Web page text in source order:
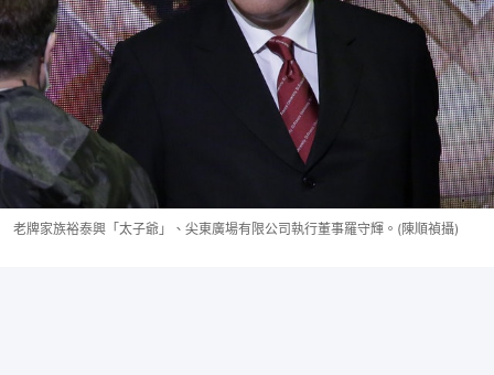
老牌家族裕泰興「太子爺」、尖東廣場有限公司執行董事羅守輝。(陳順禎攝)